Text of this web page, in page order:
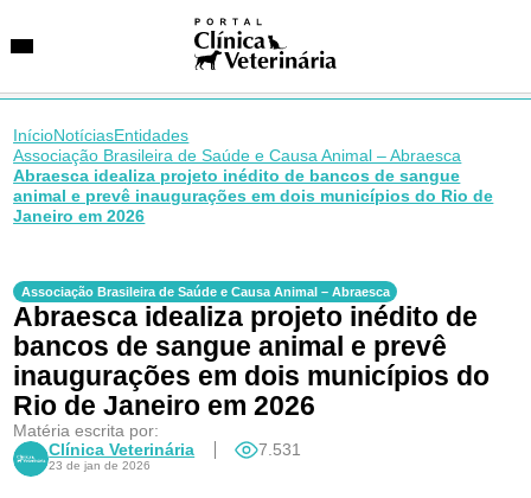
SUGESTÕES DE BUSCA
InícioNotíciasEntidades
Associação Brasileira de Saúde e Causa Animal – Abraesca
Abraesca idealiza projeto inédito de bancos de sangue
animal e prevê inaugurações em dois municípios do Rio de
Janeiro em 2026
Associação Brasileira de Saúde e Causa Animal – Abraesca
Abraesca idealiza projeto inédito de
bancos de sangue animal e prevê
inaugurações em dois municípios do
Rio de Janeiro em 2026
Matéria escrita por:
Clínica Veterinária
23 de jan de 2026
7.531